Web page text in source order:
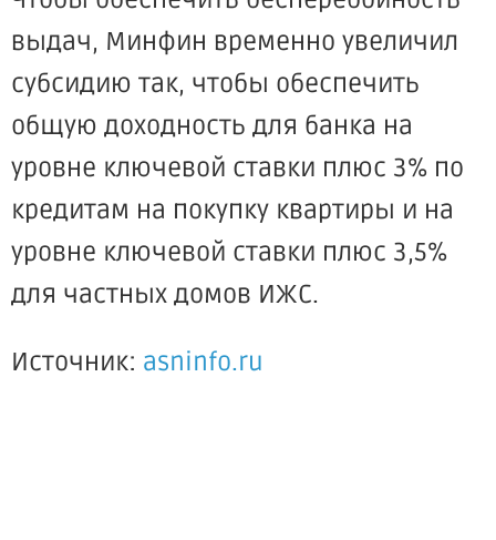
выдач, Минфин временно увеличил
субсидию так, чтобы обеспечить
общую доходность для банка на
уровне ключевой ставки плюс 3% по
кредитам на покупку квартиры и на
уровне ключевой ставки плюс 3,5%
для частных домов ИЖС.
Источник: asninfo.ru